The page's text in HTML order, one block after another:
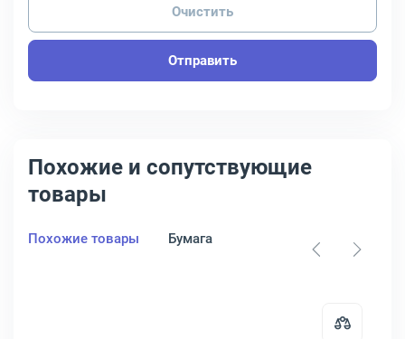
Очистить
Отправить
Похожие и сопутствующие
товары
Похожие товары Бумага